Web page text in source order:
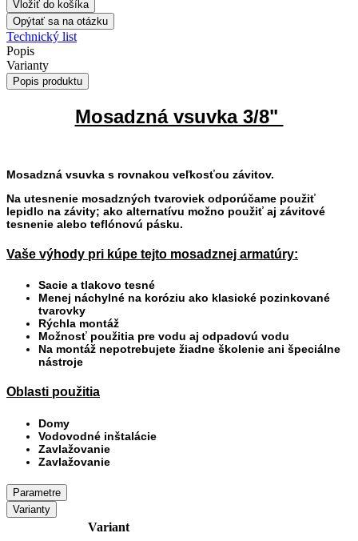
Vložiť do košíka
Opýtať sa na otázku
Technický list
Popis
Varianty
Popis produktu
Mosadzná vsuvka 3/8"
Mosadzná vsuvka s rovnakou veľkosťou závitov.
Na utesnenie mosadzných tvaroviek odporúčame použiť
lepidlo na závity; ako alternatívu možno použiť aj závitové
tesnenie alebo teflónovú pásku.
Vaše výhody pri kúpe tejto mosadznej armatúry:
Sacie a tlakovo tesné
Menej náchylné na koróziu ako klasické pozinkované
tvarovky
Rýchla montáž
Možnosť použitia pre vodu aj odpadovú vodu
Na montáž nepotrebujete žiadne školenie ani špeciálne
nástroje
Oblasti použitia
Domy
Vodovodné inštalácie
Zavlažovanie
Zavlažovanie
Parametre
Varianty
Variant